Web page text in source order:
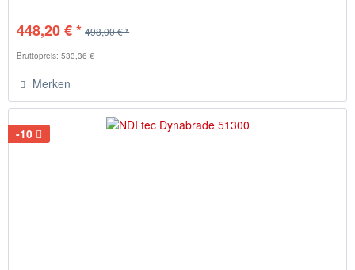
448,20 € * 498,00 € *
Bruttopreis: 533,36 €
Merken
-10